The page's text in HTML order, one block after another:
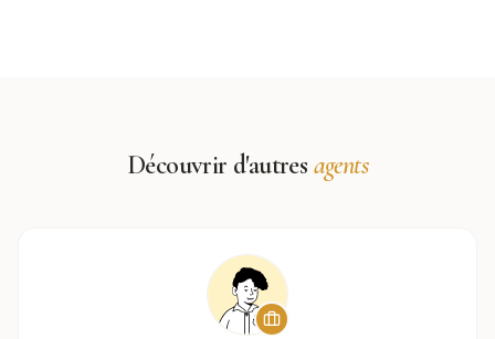
Découvrir d'autres agents